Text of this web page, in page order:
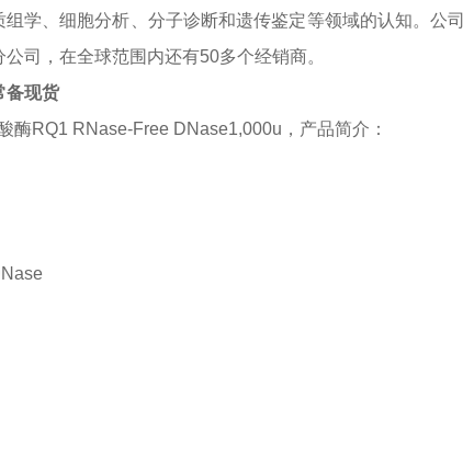
学、细胞分析、分子诊断和遗传鉴定等领域的认知。公
司，在全球范围内还有50多个经销商。
备现货
酶RQ1 RNase-Free DNase1,000u ，产品简介：